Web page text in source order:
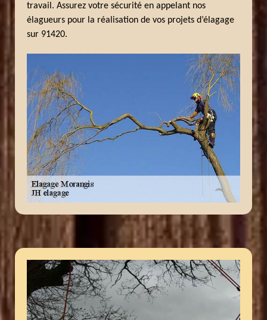
travail. Assurez votre sécurité en appelant nos
élagueurs pour la réalisation de vos projets d’élagage
sur 91420.